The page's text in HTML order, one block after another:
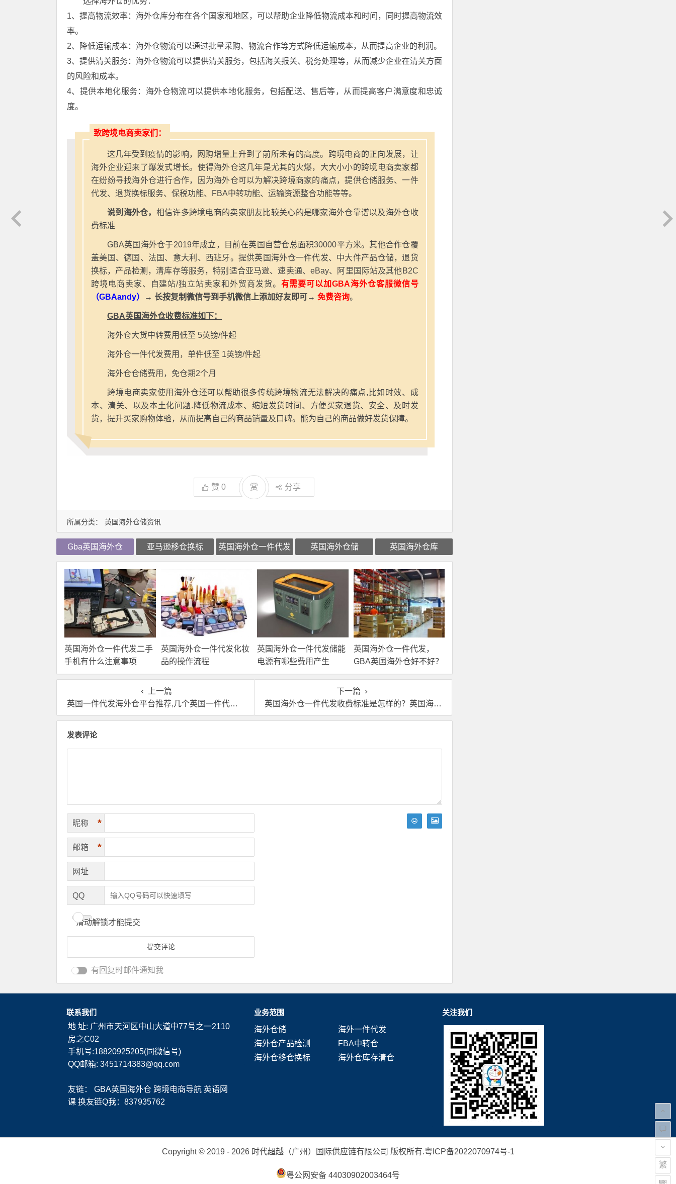
所属分类： 英国海外仓储资讯
1、提高物流效率：海外仓库分布在各个国家和地区，可以帮助企业降低物流成本和时间，同时提高物流效
率。
2、降低运输成本：海外仓物流可以通过批量采购、物流合作等方式降低运输成本，从而提高企业的利润。
3、提供清关服务：海外仓物流可以提供清关服务，包括海关报关、税务处理等，从而减少企业在清关方面
的风险和成本。
4、提供本地化服务：海外仓物流可以提供本地化服务，包括配送、售后等，从而提高客户满意度和忠诚
度。
致跨境电商卖家们：
这几年受到疫情的影响，网购增量上升到了前所未有的高度。跨境电商的正向发展，让
海外企业迎来了爆发式增长。使得海外仓这几年是尤其的火爆，大大小小的跨境电商卖家都
在纷纷寻找海外仓进行合作，因为海外仓可以为解决跨境商家的痛点，提供仓储服务、一件
代发、退货换标服务、保税功能、FBA中转功能、运输资源整合功能等等。
说到海外仓， 相信许多跨境电商的卖家朋友比较关心的是哪家海外仓靠谱以及海外仓收
费标准
GBA英国海外仓于2019年成立，目前在英国自营仓总面积30000平方米。其他合作仓覆
盖美国、德国、法国、意大利、西班牙。提供英国海外仓一件代发、中大件产品仓储，退货
换标，产品检测，清库存等服务，特别适合亚马逊、速卖通、eBay、阿里国际站及其他B2C
跨境电商卖家、自建站/独立站卖家和外贸商发货。 有需要可以加GBA海外仓客服微信号
（GBAandy）
→ 长按复制微信号到手机微信上添加好友即可→ 免费咨询。
GBA英国海外仓收费标准如下：
海外仓大货中转费用低至 5英镑/件起
海外仓一件代发费用，单件低至 1英镑/件起
海外仓仓储费用，免仓期2个月
跨境电商卖家使用海外仓还可以帮助很多传统跨境物流无法解决的痛点,比如时效、成
本、清关、以及本土化问题.降低物流成本、缩短发货时间、方便买家退货、安全、及时发
货，提升买家购物体验，从而提高自己的商品销量及口碑。能为自己的商品做好发货保障。
赞 0 赏 分享
Gba英国海外仓 亚马逊移仓换标 英国海外仓一件代发 英国海外仓储 英国海外仓库
英国海外仓一件代发二手
手机有什么注意事项
英国海外仓一件代发化妆
品的操作流程
英国海外仓一件代发储能
电源有哪些费用产生
英国海外仓一件代发，
GBA英国海外仓好不好？
上一篇
英国一件代发海外仓平台推荐,几个英国一件代发的海外仓平台
下一篇
英国海外仓一件代发收费标准是怎样的？英国海外仓移仓换标怎么收费
发表评论
昵称 *
邮箱 *
网址
QQ
滑动解锁才能提交
有回复时邮件通知我
联系我们
地 址: 广州市天河区中山大道中77号之一2110
房之C02
手机号:18820925205(同微信号)
QQ邮箱: 3451714383@qq.com
友链： GBA英国海外仓 跨境电商导航 英语网
课 换友链Q我：837935762
业务范围
海外仓储
海外一件代发
海外仓产品检测
FBA中转仓
海外仓移仓换标
海外仓库存清仓
关注我们
Copyright © 2019 - 2026 时代超越（广州）国际供应链有限公司 版权所有.粤ICP备2022070974号-1
粤公网安备 44030902003464号
繁